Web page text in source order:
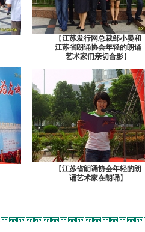
【江苏发行网总裁邹小晏和
江苏省朗诵协会年轻的朗诵
艺术家们亲切合影】
【江苏省朗诵协会年轻的朗
诵艺术家在朗诵】